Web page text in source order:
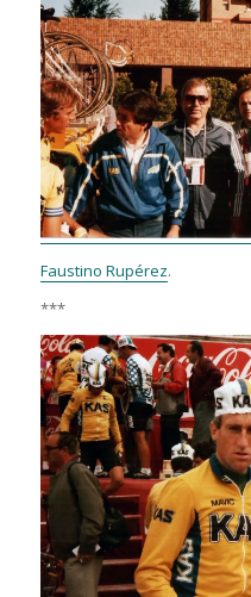
Faustino Rupérez.
***